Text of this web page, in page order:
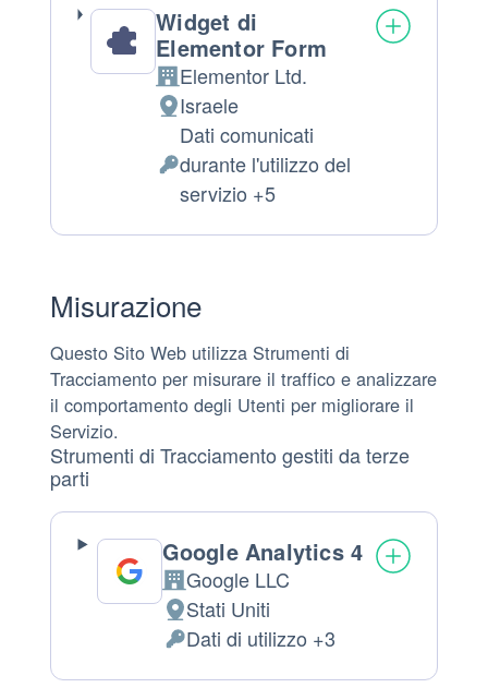
Widget di
Elementor Form
Azienda:
Elementor Ltd.
Luogo
del
trattamento:
Israele
Dati
Personali
trattati:
Dati comunicati
durante l'utilizzo del
servizio +5
Misurazione
Questo Sito Web utilizza Strumenti di
Tracciamento per misurare il traffico e analizzare
il comportamento degli Utenti per migliorare il
Servizio.
Strumenti di Tracciamento gestiti da terze
parti
Google Analytics 4
Azienda:
Google LLC
Luogo
del
trattamento:
Stati Uniti
Dati
Personali
Dati di utilizzo +3